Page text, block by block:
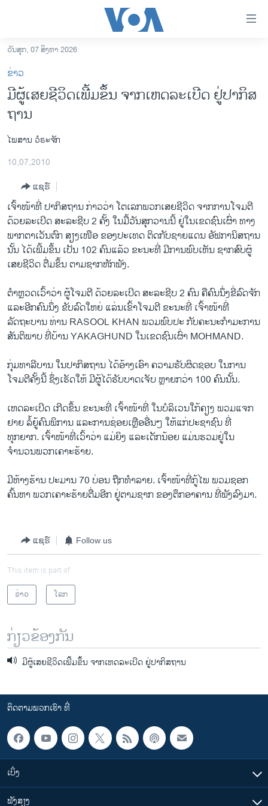
ເຂົ້າ
ຫາ
ຂ້າມ
ຂ້າມ
ຂ້າມ
ຫາ
ຊອກ
ຄົ້ນ
ລາວ
ອາເມຣິກາ
ໂລກ
ເອເຊຍ
ອິດສະຫຼະພາບດ້ານການຂ່າວ
ຊີວິດຊາວລາວ
ຊຸມຊົນຊາວລາວ
ທຸລະກິດ
ພາສາອັງກິດ
ວີດີໂອ
ສຽງ
ລາຍການກະຈາຍສຽງ
ລາຍງານ
ຕິດຕາມພວກເຮົາ ທີ່
ພາສາຕ່າງໆ
ວັນສຸກ, 07 ສິງຫາ 2026
ຂ່າວ
ມີຜູ້ເສຍຊີວິດເພີ້ມຂຶ້ນ ຈາກເຫດລະເບີດ ຢູ່ປາກິສ
ຖານ
ໄພສານ ວໍຣະຈັກ
10,07,2010
ແຊຣ໌
ເຈົ້າໜ້າທີ່ ປາກິສຖານ ກ່າວວ່າ ໂຕເລກພວກເສຍຊີວິດ ຈາກການໂຈມຕີ
ດ້ວຍລະເບີດ ສະລະຊີບ 2 ຄັ້ງ ໃນມື້ວັນສຸກວານນີ້ ຢູ່ໃນເຂດຊົນເຜົ່າ ທາງ
ພາກຕາເວັນຕົກ ສຽງເໜືອ ຂອງປະເທດ ຕິດກັບຊາຍແດນ ອັຟການິສຖານ
ນັ້ນ ໄດ້ເພີ້ມຂຶ້ນ ເປັນ 102 ຄົນແລ້ວ ຂະນະທີ່ ມີການພົບເຫັນ ຊາກສົບຜູ້
ເສຍຊີວິດ ຕື່ມຂຶ້ນ ຕາມຊາກຫັກພັງ.
ຕຳຫຼວດເວົ້າວ່າ ຜູ້ໂຈມຕີ ດ້ວຍລະເບີດ ສະລະຊີບ 2 ຄົນ ຄືຄົນນຶ່ງຂີ່ລົດຈັກ
ແລະອີກຄົນນຶ່ງ ຂັບລົດໃຫຍ່ ແລ່ນເຂົ້າໂຈມຕີ ຂະນະທີ່ ເຈົ້າໜ້າທີ່
ລັດຖະບານ ທ່ານ RASOOL KHAN ພວມພົບປະ ກັບຄະນະກຳມະການ
ສັນຕິພາບ ທີ່ບ້ານ YAKAGHUND ໃນເຂດຊົນເຜົ່າ MOHMAND.
ກຸ່ມທາລີບານ ໃນປາກິສຖານ ໄດ້ອ້າງເອົາ ຄວາມຮັບຜິດຊອບ ໃນການ
ໂຈມຕີຄັ້ງນີ້ ຊຶ່ງເຮັດໃຫ້ ມີຜູ້ໄດ້ຮັບບາດເຈັບ ຫຼາຍກວ່າ 100 ຄົນນັ້ນ.
ເຫດລະເບີດ ເກີດຂຶ້ນ ຂະນະທີ່ ເຈົ້າໜ້າທີ່ ໃນບໍລິເວນໃກ້ຄຽງ ພວມແຈກ
ຢາຍ ລໍ້ຍູ້ຄົນພິການ ແລະການຊ່ອຍເຫຼືອອື່ນໆ ໃຫ້ແກ່ປະຊາຊົນ ທີ່
ທຸກຍາກ. ເຈົ້າໜ້າທີ່ເວົ້າວ່າ ແມ່ຍິງ ແລະເດັກນ້ອຍ ແມ່ນຮວມຢູ່ໃນ
ຈຳນວນພວກເຄາະຮ້າຍ.
ມີຫ້າງຮ້ານ ປະມານ 70 ບ່ອນ ຖືກທຳລາຍ. ເຈົ້າໜ້າທີ່ກູ້ໄພ ພວມຊອກ
ຄົ້ນຫາ ພວກເຄາະຮ້າຍຕື່ມອີກ ຢູ່ຕາມຊາກ ຂອງຕຶກອາຄານ ທີ່ພັງລົງມາ.
ແຊຣ໌ Follow us
This item is part of
ຂ່າວ
ໂລກ
ກ່ຽວຂ້ອງກັນ
ມີຜູ້ເສຍຊີວິດເພີ້ມຂຶ້ນ ຈາກເຫດລະເບີດ ຢູ່ປາກິສຖານ
ຕິດຕາມພວກເຮົາ ທີ່
ເບິ່ງ
ຟັງສຽງ